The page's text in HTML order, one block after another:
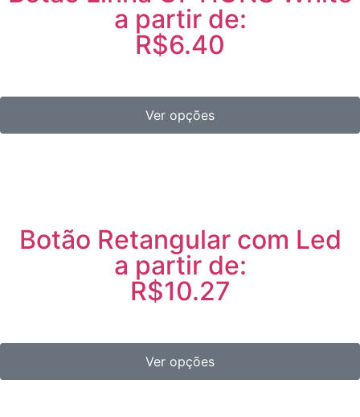
a partir de:
R$6.40
Ver opções
Botão Retangular com Led
a partir de:
R$10.27
Ver opções